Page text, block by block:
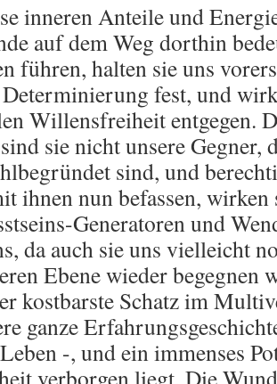
inneren Anteile und
auf dem Weg dorthin
führen, halten sie uns
fest, und
Willensfreiheit entgegen.
sie nicht unsere Gegner,
sind, und
ihnen nun befassen, wirken
Generatoren und
da auch sie uns vielleicht
Ebene wieder begegnen
kostbarste Schatz im
ganze
-, und ein immenses
verborgen liegt. Die